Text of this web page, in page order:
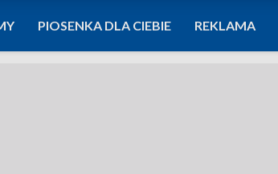
PIOSENKA DLA CIEBIE REKLAMA